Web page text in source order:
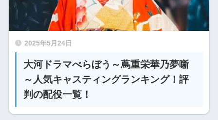
2025年5月24日
大河ドラマべらぼう～蔦重栄華乃夢噺
～人気キャスティングランキング！評
判の配役一覧！